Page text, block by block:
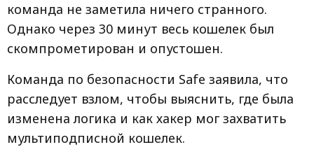
команда не заметила ничего странного.
Однако через 30 минут весь кошелек был
скомпрометирован и опустошен.
Команда по безопасности Safe заявила, что
расследует взлом, чтобы выяснить, где была
изменена логика и как хакер мог захватить
мультиподписной кошелек.